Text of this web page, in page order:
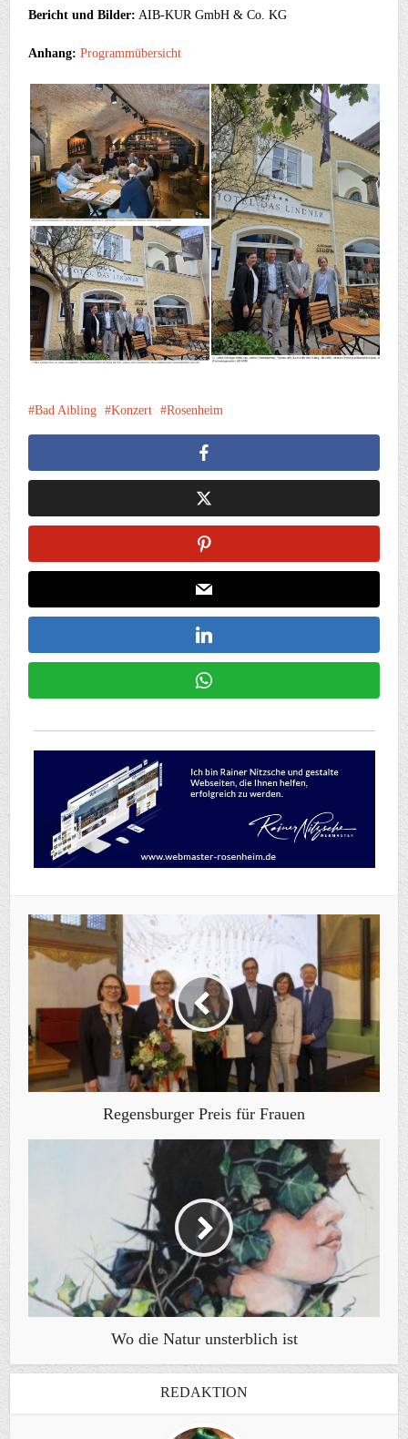
Bericht und Bilder: AIB-KUR GmbH & Co. KG
Anhang: Programmübersicht
Bad Aibling Konzert Rosenheim
Regensburger Preis für Frauen
Wo die Natur unsterblich ist
REDAKTION